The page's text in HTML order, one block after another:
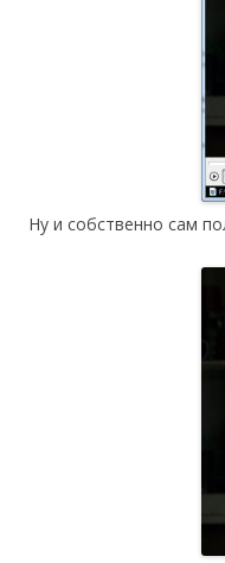
Ну и собственно сам